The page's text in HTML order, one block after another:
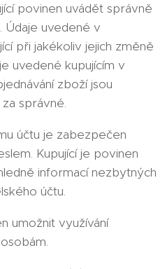
povinen uvádět správně
Údaje uvedené v
při jakékoliv jejich změně
uvedené kupujícím v
zboží jsou
správné.
účtu je zabezpečen
Kupující je povinen
informací nezbytných
účtu.
umožnit využívání